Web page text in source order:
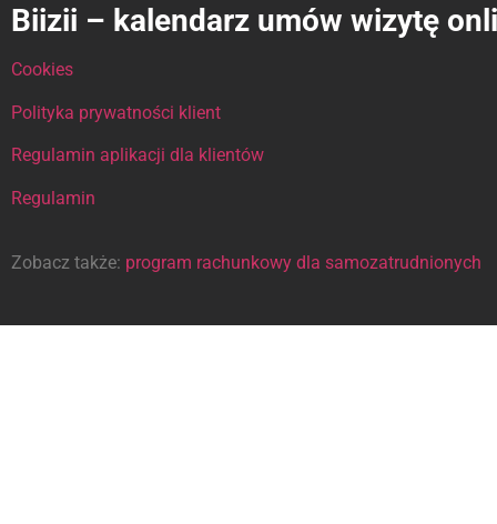
Biizii – kalendarz umów wizytę
Cookies
Polityka prywatności klient
Regulamin aplikacji dla klientów
Regulamin
Zobacz także: program rachunkowy dla samozatrudnionych